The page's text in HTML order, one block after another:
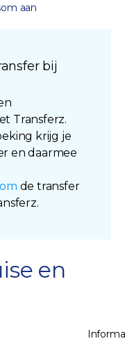
aan
bij
Transferz.
krijg je
en daarmee
de transfer
en